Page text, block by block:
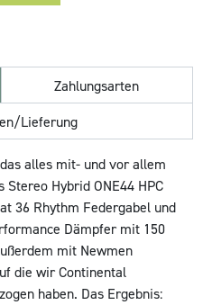
Zahlungsarten
Lieferung
alles mit- und vor allem
Hybrid ONE44 HPC
36 Rhythm Federgabel und
Dämpfer mit 150
mit Newmen
die wir Continental
haben. Das Ergebnis: